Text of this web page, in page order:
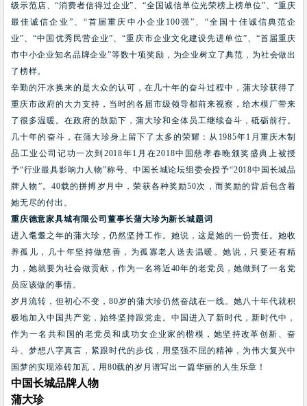
级示范店、“消费者信得过企业”、“全国诚信单位光荣榜上榜单位”、“重庆
最佳诚信企业 ” 、 “首届重庆中小企业 100强” 、“全国十佳诚信典范企
业”、“中国优秀民营企业”、“重庆市企业文化建设先进单位”、 “首届重庆
市中小企业知名品牌企业”等数十项奖励，为企业树立了典范，为社会做出
了榜样。
辛勤的汗水换来的是大众的认可，在几十年的奋斗过程中，蒲大珍获得了
重庆市政府的大力支持，当时的各届市级领导都前来视察，给木模厂带来
了很多温暖。在政府的鼓励下，蒲大珍和全体员工继续奋斗，砥砺前行。
几十年的奋斗，在蒲大珍身上留下了太多的荣耀：从 1985年1 月重庆木制
品工业公司记功一次到 2018年1 月在2018中国慈孝春晚颁奖盛典上被授
予“行业最具影响力人物”称号、中国长城论坛组委会授予“2018中国长城品
牌人物 ”。 40载的拼搏岁月中，荣获各种奖励50次，而奖励的背后包含着
她无尽的付出。
重庆德意家具城有限公司董事长蒲大珍为新长城题词
进入耄耋之年的蒲大珍，仍然坚持工作。她说，这是她的一份责任。她收
养孤儿，几十年坚持做慈善，为孤寡老人送去温暖。她说，只要还有精
力，她就要为社会做贡献，作为一名将近40年的老党员，她做到了一名党
员应该做的事情。
岁月流转，但初心不变， 80岁的蒲大珍仍然奋战在一线。她八十年代就积
极地加入中国共产党，始终坚持跟党走。中国进入了新时代，新时代中，
作为一名共和国的老党员和成功女企业家的楷模，她坚持改革创新、奋
斗、梦想八字真言，紧跟时代的步伐，用坚强不屈的精神，为伟大复兴中
国梦的实现添砖加瓦，用 80载的岁月谱写出一篇华丽的人生乐章！
中国长城品牌人物
蒲大珍